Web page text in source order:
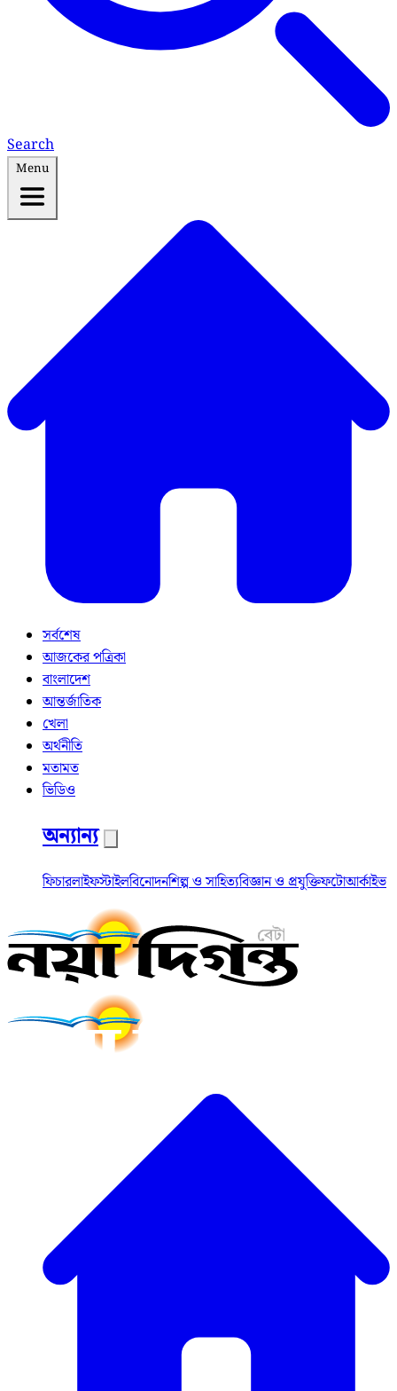
Search
Menu
সর্বশেষ
আজকের পত্রিকা
বাংলাদেশ
আন্তর্জাতিক
খেলা
অর্থনীতি
মতামত
ভিডিও
অন্যান্য
ফিচারলাইফস্টাইলবিনোদনশিল্প ও সাহিত্যবিজ্ঞান ও প্রযুক্তিফটোআর্কাইভ